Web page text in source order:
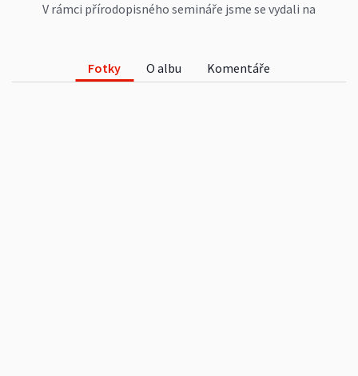
V rámci přírodopisného semináře jsme se vydali na
Fotky O albu Komentáře